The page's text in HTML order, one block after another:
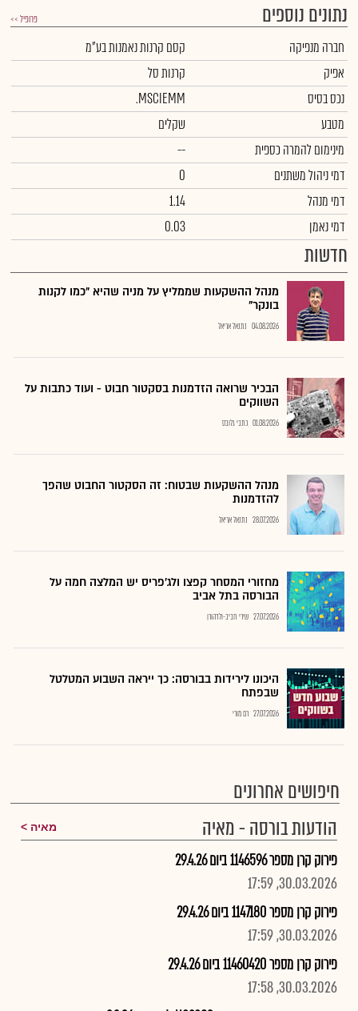
נתונים נוספים פרופיל >>
חברה מנפיקה
קסם קרנות נאמנות בע"מ
אפיק
קרנות סל
נכס בסיס
.MSCIEMM
מטבע
שקלים
מינימום להמרה כספית
--
דמי ניהול משתנים
0
דמי מנהל
1.14
דמי נאמן
0.03
חדשות
מנהל ההשקעות שממליץ על מניה שהיא "כמו לקנות
בונקר"
04.08.2026 נתנאל אריאל
הבכיר שרואה הזדמנות בסקטור חבוט - ועוד כתבות על
השווקים
01.08.2026 כתבי גלובס
מנהל ההשקעות שבטוח: זה הסקטור החבוט שהפך
להזדמנות
28.07.2026 נתנאל אריאל
מחזורי המסחר קפצו ולג'פריס יש המלצה חמה על
הבורסה בתל אביב
27.07.2026 שירי חביב-ולדהורן
היכונו לירידות בבורסה: כך ייראה השבוע המטלטל
שבפתח
27.07.2026 רם מורי
חיפושים אחרונים
הודעות בורסה - מאיה
מאיה
פירוק קרן מספר 1146596 ביום 29.4.26
30.03.2026, 17:59
פירוק קרן מספר 1147180 ביום 29.4.26
30.03.2026, 17:59
פירוק קרן מספר 11460420 ביום 29.4.26
30.03.2026, 17:58